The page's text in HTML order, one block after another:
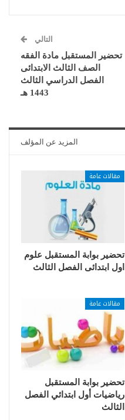
التالي
تحضير المستقبل مادة الفقه
الصف الثالث الابتدائى
الفصل الدراسي الثالث
1443 هـ
المزيد عن المؤلف
مقالات عامة
تحضير بوابة المستقبل علوم
اول ابتدائى الفصل الثالث
مقالات عامة
تحضير بوابة المستقبل
رياضيات أول ابتدائي الفصل
الثالث